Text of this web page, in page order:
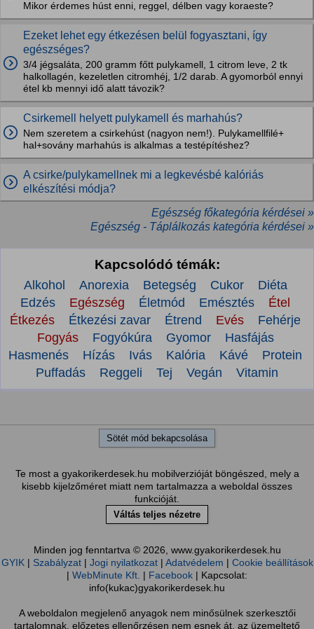
Mikor érdemes húst enni, reggel, délben vagy koraeste?
Ezeket lehet egy étkezésen belül fogyasztani, így
egészséges?
3/4 jégsaláta, 200 gramm főtt pulykamell, 1 citrom leve, 2 tk
halkollagén, kezeletlen citromhéj, 1/2 darab. A gyomorból ennyi
étel kb mennyi idő alatt távozik?
Csirkemell helyett pulykamell és marhahús?
Nem szeretem a csirkehúst (nagyon nem!). Pulykamellfilé+
hal+sovány marhahús is alkalmas a testépítéshez?
A csirke/pulykamellnek mi a legkevésbé kalóriás
elkészítési módja?
Egészség főkategória kérdései »
Egészség - Táplálkozás kategória kérdései »
Kapcsolódó témák:
Alkohol Anorexia Betegség Cukor
Diéta
Edzés
Egészség Életmód Emésztés
Étel
Étkezés
Étkezési zavar Étrend Evés
Fehérje
Fogyás
Fogyókúra Gyomor
Hasfájás
Hasmenés
Hízás Ivás Kalória Kávé
Protein
Puffadás
Reggeli Tej Vegán Vitamin
Sötét mód bekapcsolása
Te most a gyakorikerdesek.hu mobilverzióját böngészed, mely a
kisebb kijelzőméret miatt nem tartalmazza a weboldal összes
funkcióját.
Váltás teljes nézetre
Minden jog fenntartva © 2026, www.gyakorikerdesek.hu
GYIK| Szabályzat| Jogi nyilatkozat| Adatvédelem | Cookie beállítások
| WebMinute Kft. | Facebook | Kapcsolat:
info(kukac)gyakorikerdesek.hu
A weboldalon megjelenő anyagok nem minősülnek szerkesztői
tartalomnak, előzetes ellenőrzésen nem esnek át, az üzemeltető